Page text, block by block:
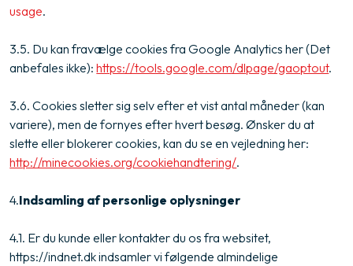
usage.
3.5. Du kan fravælge cookies fra Google Analytics her (Det
anbefales ikke):https://tools.google.com/dlpage/gaoptout.
3.6. Cookies sletter sig selv efter et vist antal måneder (kan
variere), men de fornyes efter hvert besøg. Ønsker du at
slette eller blokerer cookies, kan du se en vejledning her:
http://minecookies.org/cookiehandtering/.
4.​Indsamling af personlige oplysninger
4.1. Er du kunde eller kontakter du os fra websitet,
https://indnet.dk indsamler vi følgende almindelige